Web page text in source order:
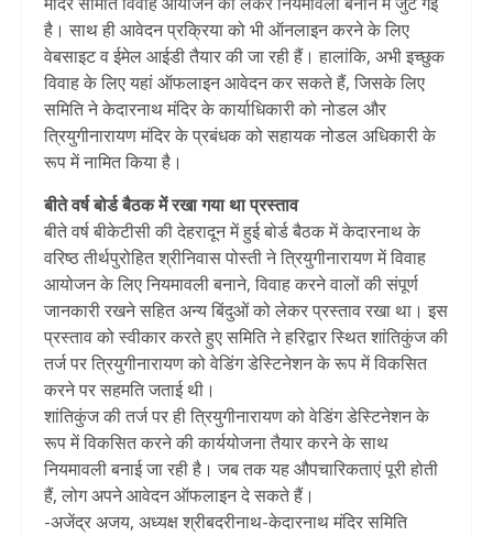
है। साथ ही आवेदन प्रक्रिया को भी ऑनलाइन करने के लिए
वेबसाइट व ईमेल आईडी तैयार की जा रही हैं। हालांकि, अभी इच्छुक
विवाह के लिए यहां ऑफलाइन आवेदन कर सकते हैं, जिसके लिए
समिति ने केदारनाथ मंदिर के कार्याधिकारी को नोडल और
त्रियुगीनारायण मंदिर के प्रबंधक को सहायक नोडल अधिकारी के
रूप में नामित किया है।
बीते वर्ष बोर्ड बैठक में रखा गया था प्रस्ताव
बीते वर्ष बीकेटीसी की देहरादून में हुई बोर्ड बैठक में केदारनाथ के
वरिष्ठ तीर्थपुरोहित श्रीनिवास पोस्ती ने त्रियुगीनारायण में विवाह
आयोजन के लिए नियमावली बनाने, विवाह करने वालों की संपूर्ण
जानकारी रखने सहित अन्य बिंदुओं को लेकर प्रस्ताव रखा था। इस
प्रस्ताव को स्वीकार करते हुए समिति ने हरिद्वार स्थित शांतिकुंज की
तर्ज पर त्रियुगीनारायण को वेडिंग डेस्टिनेशन के रूप में विकसित
करने पर सहमति जताई थी।
शांतिकुंज की तर्ज पर ही त्रियुगीनारायण को वेडिंग डेस्टिनेशन के
रूप में विकसित करने की कार्ययोजना तैयार करने के साथ
नियमावली बनाई जा रही है। जब तक यह औपचारिकताएं पूरी होती
हैं, लोग अपने आवेदन ऑफलाइन दे सकते हैं।
-अजेंद्र अजय, अध्यक्ष श्रीबदरीनाथ-केदारनाथ मंदिर समिति